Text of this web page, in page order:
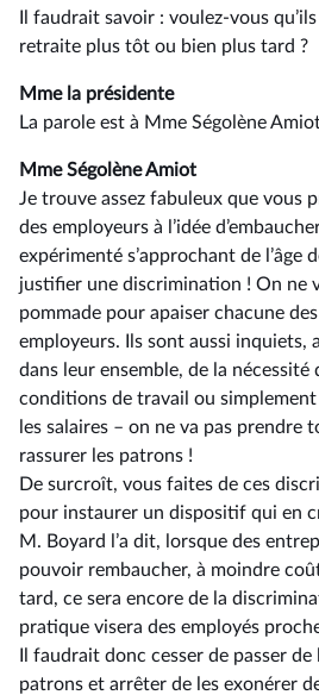
Il faudrait savoir : voulez-vous
retraite plus tôt ou bien plus tard ?
Mme la présidente
La parole est à Mme Ségolène
Mme Ségolène Amiot
Je trouve assez fabuleux que vous
des employeurs à l’idée
expérimenté s’approchant de l’âge
justifier une discrimination ! On ne
pommade pour apaiser chacune
employeurs. Ils sont aussi inquiets,
dans leur ensemble, de la nécessité
conditions de travail ou
les salaires –⁠ on ne va pas prendre
rassurer les patrons !
De surcroît, vous faites de ces
pour instaurer un dispositif qui en
M. Boyard l’a dit, lorsque des
pouvoir rembaucher, à moindre
tard, ce sera encore de la
pratique visera des employés
Il faudrait donc cesser de passer
patrons et arrêter de les exonérer